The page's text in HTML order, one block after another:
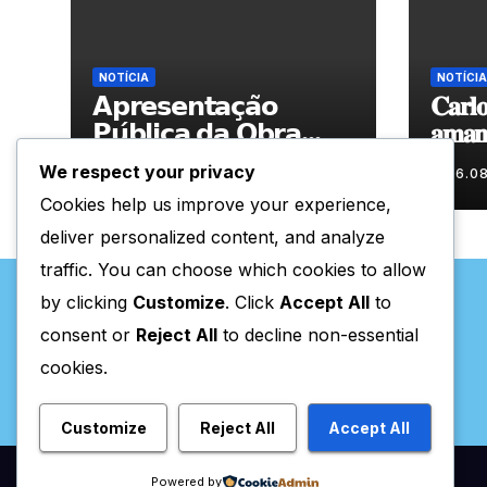
NOTÍCIA
𝗔𝗽𝗿𝗲𝘀𝗲𝗻𝘁𝗮𝗰̧𝗮̃𝗼
𝗣𝘂́𝗯𝗹𝗶𝗰𝗮 𝗱𝗮 𝗢𝗯𝗿𝗮
“𝗣𝗿𝗼𝗰𝘂𝗿𝗼 𝗮
𝗙𝗲𝗹𝗶𝗰𝗶𝗱𝗮𝗱𝗲 𝗲 𝗲𝗹𝗮
𝗺𝗼𝗿𝗮 𝗰𝗼𝗺𝗶𝗴𝗼”
06.08.2026
NOTÍCIA
𝐀𝐫𝐭𝐞𝐬
Valpaços Online
We respect your privacy
Cookies help us improve your experience,
deliver personalized content, and analyze
traffic. You can choose which cookies to allow
by clicking Customize. Click Accept All to
consent or Reject All to decline non-essential
cookies.
Customize Reject All Accept All
Powered by